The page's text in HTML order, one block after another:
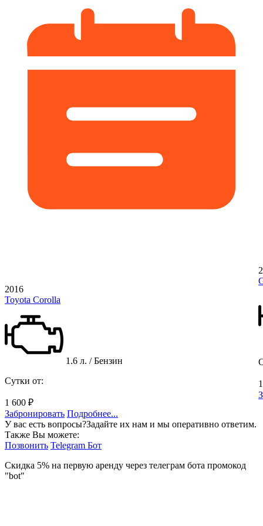
2016
Toyota Corolla
1.6 л. / Бензин
Сутки от:
1 600 ₽
Забронировать Подробнее...
У вас есть вопросы?Задайте их нам и мы оперативно ответим.
Также Вы можете:
Позвонить Telegram Бот
Скидка 5% на первую аренду через телеграм бота промокод
"bot"